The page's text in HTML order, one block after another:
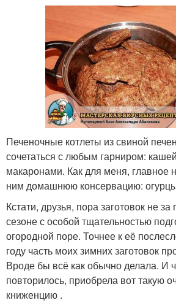
Печеночные котлеты из свиной
сочетаться с любым гарниром:
макаронами. Как для меня, главное
ним домашнюю консервацию:
Кстати, друзья, пора заготовок не
сезоне с особой тщательностью
огородной поре. Точнее к её
году часть моих зимних заготовок
Вроде бы всё как обычно делала. И
повторилось, приобрела вот такую
книженцию .